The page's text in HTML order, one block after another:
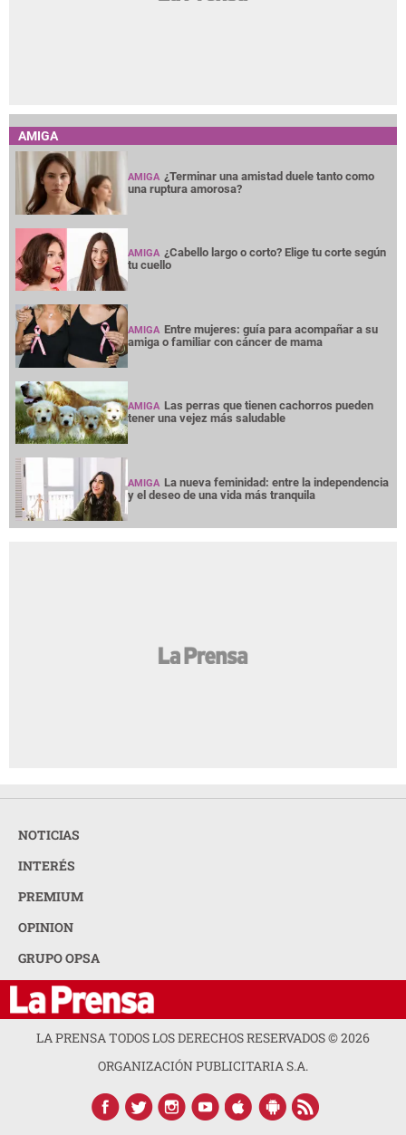
AMIGA
AMIGA ¿Terminar una amistad duele tanto como
una ruptura amorosa?
AMIGA ¿Cabello largo o corto? Elige tu corte según
tu cuello
AMIGA Entre mujeres: guía para acompañar a su
amiga o familiar con cáncer de mama
AMIGA Las perras que tienen cachorros pueden
tener una vejez más saludable
AMIGA La nueva feminidad: entre la independencia
y el deseo de una vida más tranquila
NOTICIAS
INTERÉS
PREMIUM
OPINION
GRUPO OPSA
LA PRENSA TODOS LOS DERECHOS RESERVADOS ©2026
ORGANIZACIÓN PUBLICITARIA S.A.